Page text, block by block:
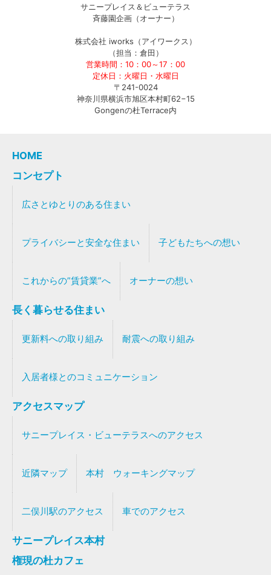
サニープレイス＆ビューテラス
斉藤園企画（オーナー）
株式会社 iworks（アイワークス）
（担当：倉田）
営業時間：10：00～17：00
定休日：火曜日・水曜日
〒241-0024
神奈川県横浜市旭区本村町62−15
Gongenの杜Terrace内
HOME
コンセプト
広さとゆとりのある住まい
プライバシーと安全な住まい 子どもたちへの想い
これからの”賃貸業”へ オーナーの想い
長く暮らせる住まい
更新料への取り組み 耐震への取り組み
入居者様とのコミュニケーション
アクセスマップ
サニープレイス・ビューテラスへのアクセス
近隣マップ 本村 ウォーキングマップ
二俣川駅のアクセス 車でのアクセス
サニープレイス本村
権現の杜カフェ